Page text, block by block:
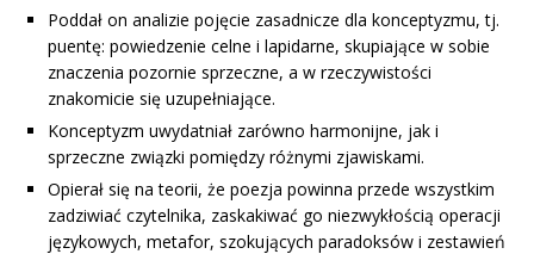
Poddał on analizie pojęcie zasadnicze dla konceptyzmu, tj.
puentę: powiedzenie celne i lapidarne, skupiające w sobie
znaczenia pozornie sprzeczne, a w rzeczywistości
znakomicie się uzupełniające.
Konceptyzm uwydatniał zarówno harmonijne, jak i
sprzeczne związki pomiędzy różnymi zjawiskami.
Opierał się na teorii, że poezja powinna przede wszystkim
zadziwiać czytelnika, zaskakiwać go niezwykłością operacji
językowych, metafor, szokujących paradoksów i zestawień